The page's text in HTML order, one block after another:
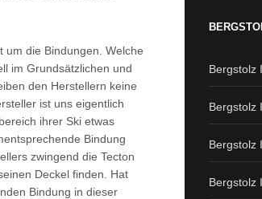
um die Bindungen. Welche
im Grundsätzlichen und
den Herstellern keine
ist uns eigentlich
ihrer Ski etwas
Bindung
zwingend die Tecton
Deckel finden. Hat
Bindung in dieser
Bergstolz
Bergstolz
Bergstolz
Bergstolz